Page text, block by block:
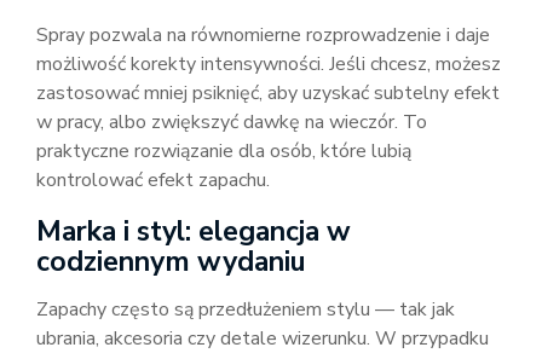
Spray pozwala na równomierne rozprowadzenie i daje
możliwość korekty intensywności. Jeśli chcesz, możesz
zastosować mniej psiknięć, aby uzyskać subtelny efekt
w pracy, albo zwiększyć dawkę na wieczór. To
praktyczne rozwiązanie dla osób, które lubią
kontrolować efekt zapachu.
Marka i styl: elegancja w
codziennym wydaniu
Zapachy często są przedłużeniem stylu — tak jak
ubrania, akcesoria czy detale wizerunku. W przypadku